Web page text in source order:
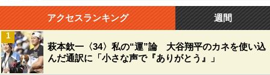
アクセスランキング 週間
萩本欽一〈34〉私の“運”論 大谷翔平のカネを使い込
んだ通訳に「小さな声で『ありがとう』」
1